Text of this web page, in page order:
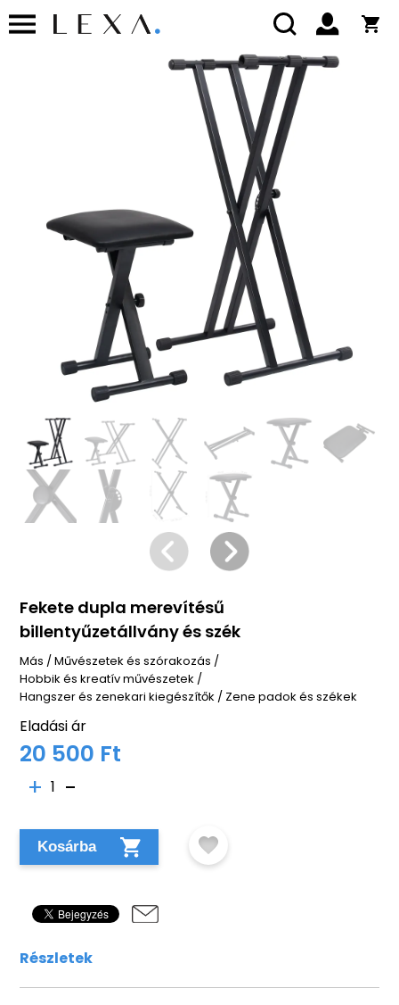
Fekete dupla merevítésű
billentyűzetállvány és szék
Más /Művészetek és szórakozás /
Hobbik és kreatív művészetek /
Hangszer és zenekari kiegészítők / Zene padok és székek
Eladási ár
20 500 Ft
1
Kosárba
Részletek